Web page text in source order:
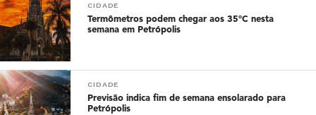
CIDADE
Termômetros podem chegar aos 35°C nesta
semana em Petrópolis
CIDADE
Previsão indica fim de semana ensolarado para
Petrópolis